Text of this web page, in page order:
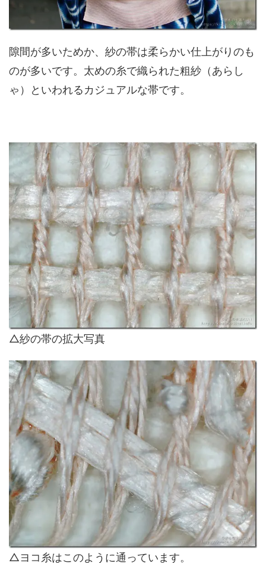
隙間が多いためか、紗の帯は柔らかい仕上がりのも
のが多いです。太めの糸で織られた粗紗（あらし
ゃ）といわれるカジュアルな帯です。
△紗の帯の拡大写真
△ヨコ糸はこのように通っています。